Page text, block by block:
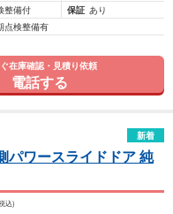
整備付 保証 あり
点検整備有
在庫確認・見積り依頼
電話する
新着
パワースライドドア 純
込)